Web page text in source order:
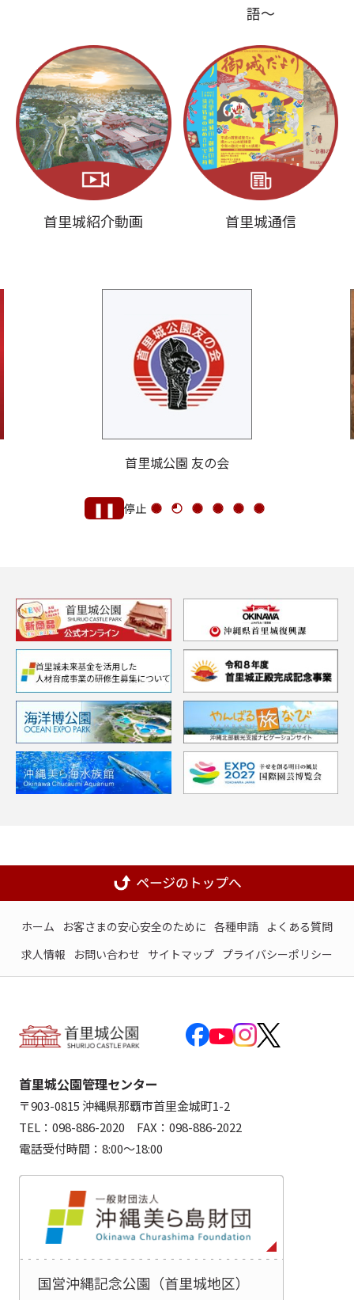
語～
首里城紹介動画 首里城通信
首里城公園 友の会
❚❚ 停止
ホーム お客さまの安心安全のために 各種申請 よくある質問
求人情報
お問い合わせ サイトマップ プライバシーポリシー
首里城公園管理センター
〒903-0815 沖縄県那覇市首里金城町1-2
TEL：098-886-2020 FAX：098-886-2022
電話受付時間：8:00～18:00